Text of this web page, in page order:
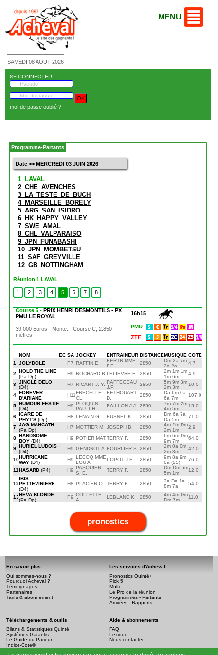
SAMEDI 08 AOUT 2026
MENU
SE CONNECTER
mot de passe oublié ?
Programme-Partants
Date >> MERCREDI 03 JUIN 2026
1_LAVAL
2_CHE_AVENCHES
3_LA_TESTE_DE_BUCH
4_MARSEILLE_BORELY
5_ARG_SAN_ISIDRO
6_HK_HAPPY_VALLEY
7_SWE_AMAL
8_CHL_VALPARAISO
9_JPN_FUNABASHI
10_JPN_MOMBETSU
11_SAF_GREYVILLE
12_GB_NOTTINGHAM
Réunion 1 LAVAL
1 2 3 4 5 6 7 8
Course 5 -PRIX HENRI DESMONTILS - PX
PMU LE ROYAL
16h15
39.000 Euros - Monté. - Course C, 2.850
mètres.
PMU
ZTF
NOM ECSA JOCKEY ENTRAINEURDISTANCEMUSIQUECOTE
1
JOLYDOLE F7 RAFFIN E.
BERTR MME
F.F.
2850
Dm 2a 7m
3a 2a
4.7
2
HOLD THE LINE
(Pa Dp)
H9 ROCHARD B.LELIEVRE E. 2850
2m 1m 1m
1m 6m
4.9
3 JINGLE DELO
(D4)
H7 RICART J. Y.
RAFFEGEAU
J.P.
2850
5m 9m 3m
2m 3m
10.0
4 FOREVER
D'ARIANE
H11FRECELLE
CL.
BETHOUART
D.
2850
Da 6m 0a
6a 7m
107.0
5 HUMOUR FESTIF
(D4)
H9
PLOQUIN
PAU. PH.
BAILLON J.J. 2850
7m 7m 2m
4m 5m
15.0
6 ICARE DE
PHYT'S (Dp)
H8 LENAIN G. BUSNEL K. 2850
Dm 6a 7a
Da 5m
71.0
7 JAG MAHCATH
(Pa Dp)
H7 MOTTIER M. JOSEPH B. 2850
4m 2m Dm
2m 1m
2.9
8 HANDSOME
BOY (D4)
H9 POTIER MAT.TERRY F. 2850
6m 6m Dm
9m 7m
64.0
9 HURIEL LUDOIS
(D4)
H9 GENDROT A. BOURLIER S. 2850
2m 0a 0m
2m 3m
42.0
10HURRICANE
WAY (D4)
H9 LECOQ MME
LOU A.
POPOT J.F. 2850
9m 8a 9m
0a (25)
76.0
11 HASARD (P4) H9
PASQUIER
S. E.
TERRY F. 2850
Dm Dm 5m
5m 1m
12.0
12
IBIS
PETTEVINIERE
(D4)
H8 PLACIER O. TERRY F. 2850
2a Da 1a
8m 7a
54.0
13HEVA BLONDE
(Pa Dp)
F9 COLLETTE
A.
LEBLANC K. 2850
4m 4m Dm
Dm 7m
11.0
pronostics
En savoir plus
Qui sommes-nous ?
Pourquoi Acheval ?
Témoignages
Partenaires
Tarifs & abonnement
Les services d'Acheval
Pronostics Quinté+
Pick 5
Multi
Le Pro de la réunion
Programmes - Partants
Arrivées - Rapports
Téléchargements & outils
Bilans & Statistiques Quinté
Systèmes Garantis
Le Guide du Parieur
Indice-Cote©
Aide & abonnements
FAQ
Lexique
Nous contacter